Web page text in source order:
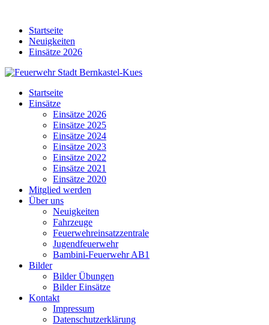
contentStartseite
Neuigkeiten
Einsätze 2026
Startseite
Einsätze
Einsätze 2026
Einsätze 2025
Einsätze 2024
Einsätze 2023
Einsätze 2022
Einsätze 2021
Einsätze 2020
Mitglied werden
Über uns
Neuigkeiten
Fahrzeuge
Feuerwehreinsatzzentrale
Jugendfeuerwehr
Bambini-Feuerwehr AB1
Bilder
Bilder Übungen
Bilder Einsätze
Kontakt
Impressum
Datenschutzerklärung